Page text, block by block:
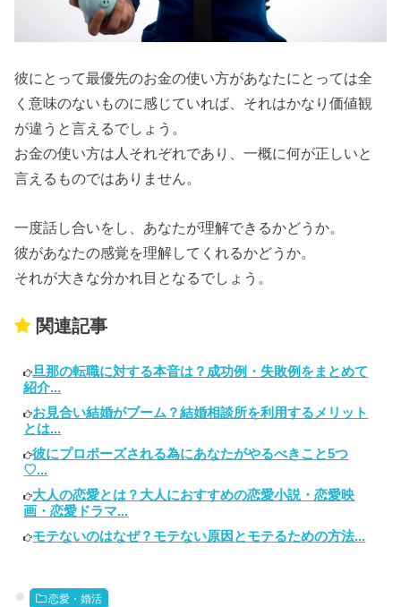
彼にとって最優先のお金の使い方があなたにとっては全
く意味のないものに感じていれば、それはかなり価値観
が違うと言えるでしょう。
お金の使い方は人それぞれであり、一概に何が正しいと
言えるものではありません。
一度話し合いをし、あなたが理解できるかどうか。
彼があなたの感覚を理解してくれるかどうか。
それが大きな分かれ目となるでしょう。
関連記事
旦那の転職に対する本音は？成功例・失敗例をまとめて
紹介...
お見合い結婚がブーム？結婚相談所を利用するメリット
とは...
彼にプロポーズされる為にあなたがやるべきこと5つ
♡...
大人の恋愛とは？大人におすすめの恋愛小説・恋愛映
画・恋愛ドラマ...
モテないのはなぜ？モテない原因とモテるための方法...
恋愛・婚活